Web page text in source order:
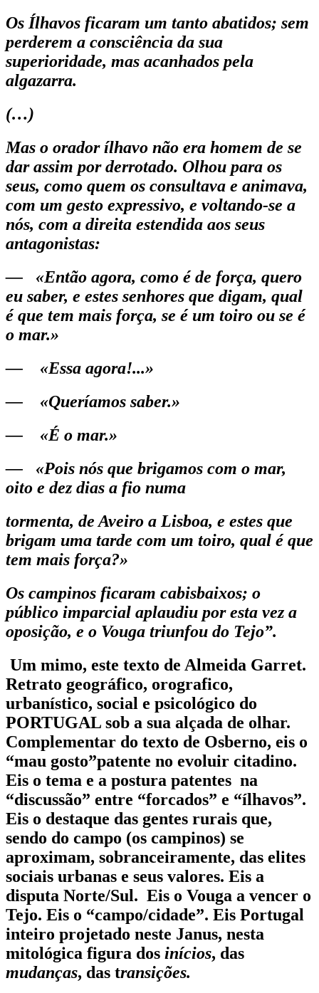
Os Ílhavos ficaram um tanto abatidos; sem
perde­rem a consciência da sua
superioridade, mas acanha­dos pela
algazarra.
(…)
Mas o orador ílhavo não era homem de se
dar assim por derrotado. Olhou para os
seus, como quem os consultava e animava,
com um gesto expressivo, e voltando-se a
nós, com a direita estendida aos seus
antagonistas:
— «Então agora, como é de força, quero
eu saber, e estes senhores que digam, qual
é que tem mais força, se é um toiro ou se é
o mar.»
— «Essa agora!...»
— «Queríamos saber.»
— «É o mar.»
— «Pois nós que brigamos com o mar,
oito e dez dias a fio numa
tormenta, de Aveiro a Lisboa, e estes que
brigam uma tarde com um toiro, qual é que
tem mais força?»
Os campinos ficaram cabisbaixos; o
público imparcial aplaudiu por esta vez a
oposição, e o Vouga triunfou do Tejo”.
Um mimo, este texto de Almeida Garret.
Retrato geográfico, orografico,
urbanístico, social e psicológico do
PORTUGAL sob a sua alçada de olhar.
Complementar do texto de Osberno, eis o
“mau gosto”patente no evoluir citadino.
Eis o tema e a postura patentes na
“discussão” entre “forcados” e “ílhavos”.
Eis o destaque das gentes rurais que,
sendo do campo (os campinos) se
aproximam, sobranceiramente, das elites
sociais urbanas e seus valores. Eis a
disputa Norte/Sul. Eis o Vouga a vencer o
Tejo. Eis o “campo/cidade”. Eis Portugal
inteiro projetado neste Janus, nesta
mitológica figura dos inícios, das
mudanças, das transições.